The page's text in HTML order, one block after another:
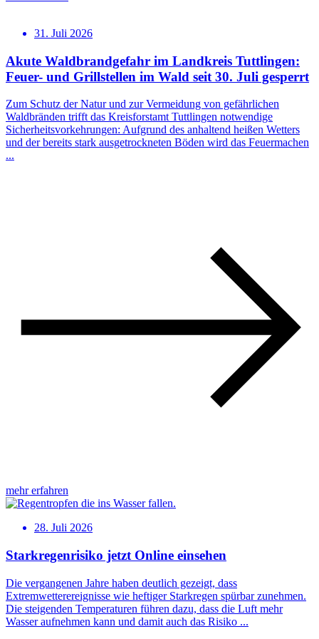
31. Juli 2026
Akute Waldbrandgefahr im Landkreis Tuttlingen:
Feuer- und Grillstellen im Wald seit 30. Juli gesperrt
Zum Schutz der Natur und zur Vermeidung von gefährlichen
Waldbränden trifft das Kreisforstamt Tuttlingen notwendige
Sicherheitsvorkehrungen: Aufgrund des anhaltend heißen Wetters
und der bereits stark ausgetrockneten Böden wird das Feuermachen
...
mehr erfahren
28. Juli 2026
Starkregenrisiko jetzt Online einsehen
Die vergangenen Jahre haben deutlich gezeigt, dass
Extremwetterereignisse wie heftiger Starkregen spürbar zunehmen.
Die steigenden Temperaturen führen dazu, dass die Luft mehr
Wasser aufnehmen kann und damit auch das Risiko ...